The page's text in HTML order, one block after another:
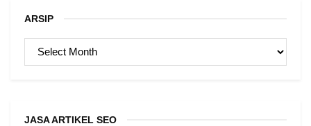
ARSIP
ARSIP
JASA ARTIKEL SEO